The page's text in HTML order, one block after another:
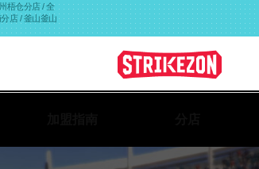
梧仓分店/ 全
分店/ 釜山釜山
论岘分店